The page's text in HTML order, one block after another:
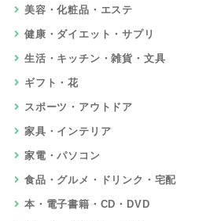
美容・化粧品・エステ
健康・ダイエット・サプリ
生活・キッチン・雑貨・文具
ギフト・花
スポーツ・アウトドア
家具・インテリア
家電・パソコン
食品・グルメ・ドリンク・宅配
本・電子書籍・CD・DVD